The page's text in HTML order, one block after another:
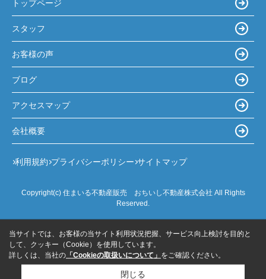
トップページ
スタッフ
お客様の声
ブログ
アクセスマップ
会社概要
利用規約 プライバシーポリシー サイトマップ
Copyright(c) 住まいる不動産販売 おちいし不動産株式会社 All Rights
Reserved.
当サイトでは、お客様の当サイト利用状況把握、サービス向上検討を目的と
して、クッキー（Cookie）を使用しています。
詳しくは、当社の 「Cookieの取扱いについて」 をご確認ください。
閉じる